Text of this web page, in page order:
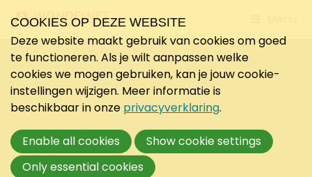
to
COOKIES OP DEZE WEBSITE
Deze website maakt gebruik van cookies om goed
te functioneren. Als je wilt aanpassen welke
cookies we mogen gebruiken, kan je jouw cookie-
instellingen wijzigen. Meer informatie is
beschikbaar in onze privacyverklaring.
Enable all cookies
Show cookie settings
Only essential cookies